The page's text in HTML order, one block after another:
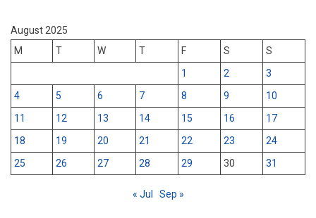
August 2025
M
T W T F S
S
1
2
3
4
5 6 7 8 9
10
11
12 13 14 15 16
17
18
19 20 21 22 23
24
25
26 27 28 29 30 31
« Jul Sep »